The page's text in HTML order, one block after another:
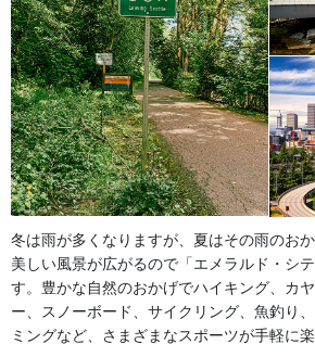
冬は雨が多くなりますが、夏はその雨のお
美しい風景が広がるので「エメラルド・シ
す。豊かな自然のおかげでハイキング、カ
ー、スノーボード、サイクリング、魚釣り
ミングなど、さまざまなスポーツが手軽に